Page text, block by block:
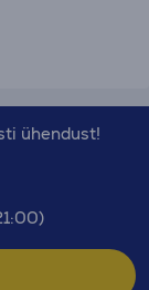
ühendust!